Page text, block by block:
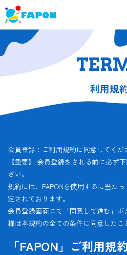
利用規
会員登録：ご利用規約に同意してくだ
【重要】 会員登録をされる前に必ず
さい。
規約には、FAPONを使用するに当た
定されております。
会員登録画面にて「同意して進む」
様は本規約の全ての条件に同意したこ
「FAPON」ご利用規